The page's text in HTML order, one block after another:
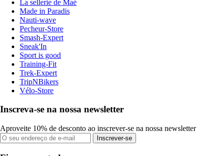
La sellerie de Maé
Made in Paradis
Nauti-wave
Pecheur-Store
Smash-Expert
Sneak'In
Sport is good
Training-Fit
Trek-Expert
TripNBikers
Vélo-Store
Inscreva-se na nossa newsletter
Aproveite 10% de desconto ao inscrever-se na nossa newsletter
Inscrever-se